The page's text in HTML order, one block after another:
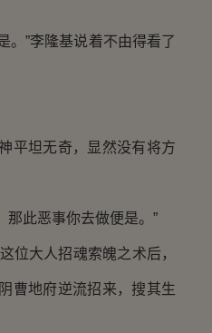
”李隆基说着不由得看了
坦无奇，显然没有将方
此恶事你去做便是。”
大人招魂索魄之术后，
曹地府逆流招来，搜其生